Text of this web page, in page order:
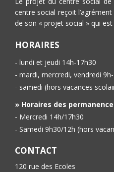
centre social reçoit
de son « projet social » qui
HORAIRES
- lundi et jeudi 14h-17h30
- mardi, mercredi, vendredi
- samedi (hors vacances
» Horaires des
- Mercredi 14h/17h30
- Samedi 9h30/12h (hors
CONTACT
120 rue des Ecoles